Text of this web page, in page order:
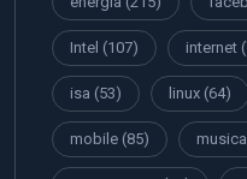
Intel (107) internet
isa (53) linux (64)
mobile (85) musica